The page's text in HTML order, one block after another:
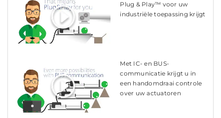
Plug & Play™ voor uw
industriële toepassing krijgt
Met IC- en BUS-
communicatie krijgt u in
een handomdraai controle
over uw actuatoren